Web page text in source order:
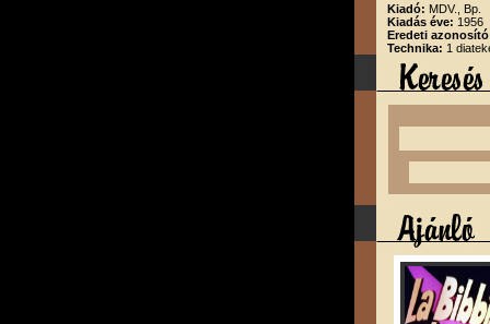
Kiadó: MDV., Bp.
Kiadás éve: 1956
Eredeti
Technika: 1